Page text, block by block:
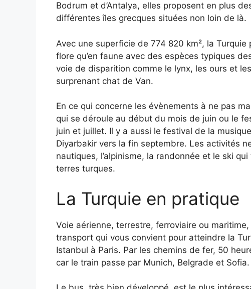
Bodrum et d’Antalya, elles proposent en plus
différentes îles grecques situées non loin de là.
Avec une superficie de 774 820 km², la
flore qu’en faune avec des espèces typiques
voie de disparition comme le lynx, les ours et
surprenant chat de Van.
En ce qui concerne les évènements à ne pas
qui se déroule au début du mois de juin ou le
juin et juillet. Il y a aussi le festival de la
Diyarbakir vers la fin septembre. Les activités
nautiques, l’alpinisme, la randonnée et le ski
terres turques.
La Turquie en pratique
Voie aérienne, terrestre, ferroviaire ou
transport qui vous convient pour atteindre la
Istanbul à Paris. Par les chemins de fer, 50
car le train passe par Munich, Belgrade et Sofia.